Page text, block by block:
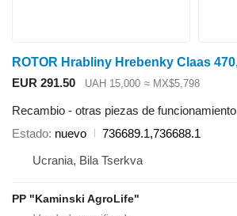
EUR 291.50 UAH 15,000 ≈ MX$5,798
Recambio - otras piezas de funcionamiento
Estado nuevo
736689.1,736688.1
Ucrania, Bila Tserkva
PP "Kaminski AgroLife"